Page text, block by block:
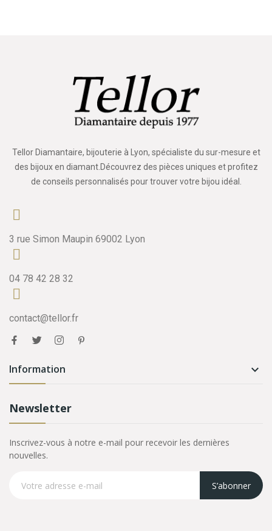
Tellor Diamantaire, bijouterie à Lyon, spécialiste du sur-mesure et
des bijoux en diamant.Découvrez des pièces uniques et profitez
de conseils personnalisés pour trouver votre bijou idéal.
3 rue Simon Maupin 69002 Lyon
04 78 42 28 32
contact@tellor.fr
Information 
Newsletter
Inscrivez-vous à notre e-mail pour recevoir les dernières
nouvelles.
S’abonner